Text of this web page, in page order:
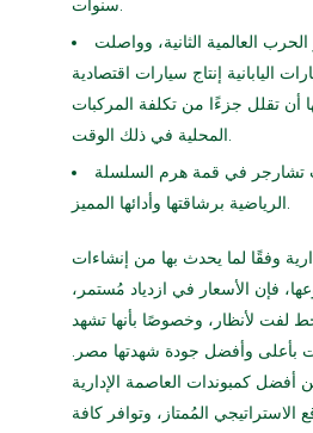
العالمية الثانية، وواصلت
اليابانية إنتاج سيارات اقتصادية
أن تقلل جزءًا من تكلفة المركبات
2022، ظلت تشارجر في قمة هرم السلسلة
وفقًا لما يحدث بها من إنشاءات
فإن الأسعار في ازدياد مُستمر،
لفت لأنظار، وخصوصًا بأنها تشهد
بأعلى وأفضل جودة شهدتها مصر.
أفضل كمبوندات العاصمة الإدارية
الاستراتيجي المُمتاز، وتوافر كافة